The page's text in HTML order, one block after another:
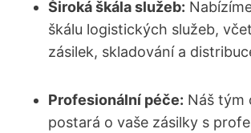
Široká škála služeb:
škálu logistických služeb,
zásilek, skladování a
Profesionální péče: Náš tým
postará o vaše zásilky s